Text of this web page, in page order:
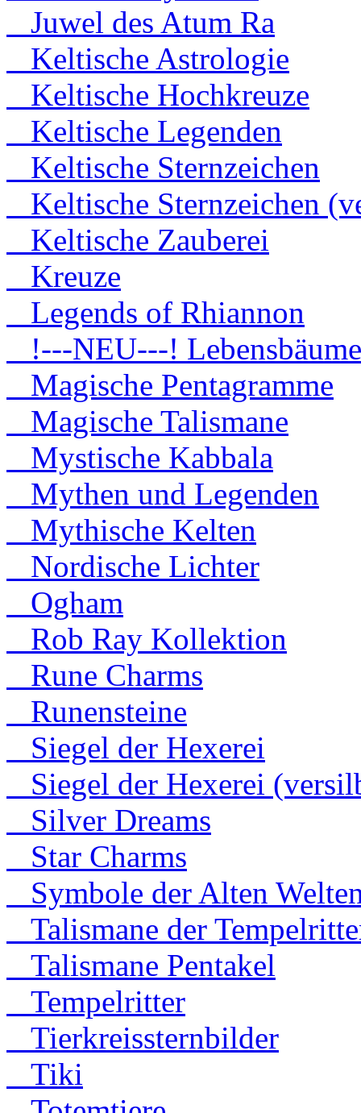
Juwel des Atum Ra
Keltische Astrologie
Keltische Hochkreuze
Keltische Legenden
Keltische Sternzeichen
Keltische Sternzeichen
Keltische Zauberei
Kreuze
Legends of Rhiannon
!---NEU---! Lebensbäume
Magische Pentagramme
Magische Talismane
Mystische Kabbala
Mythen und Legenden
Mythische Kelten
Nordische Lichter
Ogham
Rob Ray Kollektion
Rune Charms
Runensteine
Siegel der Hexerei
Siegel der Hexerei
Silver Dreams
Star Charms
Symbole der Alten
Talismane der
Talismane Pentakel
Tempelritter
Tierkreissternbilder
Tiki